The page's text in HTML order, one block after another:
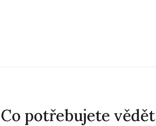
potřebujete vědět